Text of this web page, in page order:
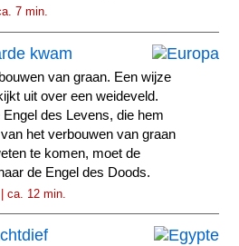
7 min.
kwam
van graan. Een wijze
uit over een weideveld.
des Levens, die hem
het verbouwen van graan
te komen, moet de
de Engel des Doods.
ca. 12 min.